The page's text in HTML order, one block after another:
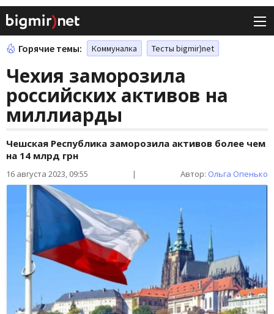
Горячие темы: Коммуналка Тесты bigmir)net
Чехия заморозила
российских активов на
миллиарды
Чешская Республика заморозила активов более чем
на 14 млрд грн
16 августа 2023, 09:55 | Автор: Ольга Опенько